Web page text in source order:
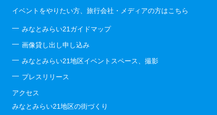
イベントをやりたい方、旅行会社・メディアの方はこちら
みなとみらい21ガイドマップ
画像貸し出し申し込み
みなとみらい21地区イベントスペース、撮影
プレスリリース
アクセス
みなとみらい21地区の街づくり